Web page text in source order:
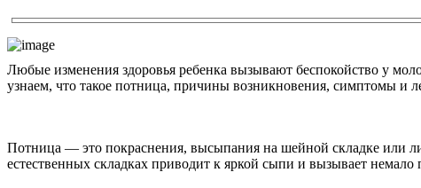
Любые изменения здоровья ребенка вызывают беспокойство у
узнаем, что такое потница, причины возникновения, симптомы и
Потница — это покраснения, высыпания на шейной складке или
естественных складках приводит к яркой сыпи и вызывает